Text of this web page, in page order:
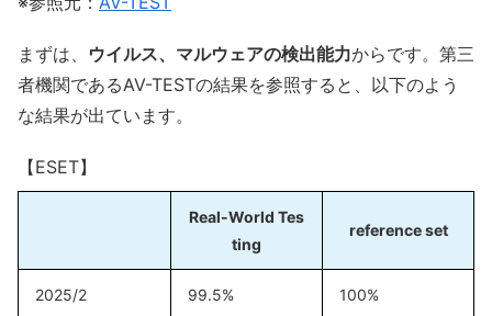
まずは、 ウイルス、マルウェアの検出能力からです。第三
者機関であるAV-TESTの結果を参照すると、以下のよう
な結果が出ています。
【ESET】
Real-World Tes
ting
reference set
2025/2 99.5% 100%